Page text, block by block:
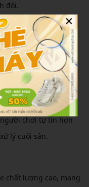
đôi.
lại cảm giác đầm tay
có độ đàn hồi vừa
hiện các pha tấn
chơi tự tin hơn
lý cuối sân.
chất lượng cao, mang
×